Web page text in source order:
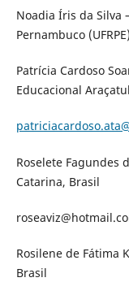
Noadia Íris da Silva
Pernambuco
Patrícia Cardoso
Educacional
Roselete Fagundes
Catarina, Brasil
Rosilene de Fátima
Brasil